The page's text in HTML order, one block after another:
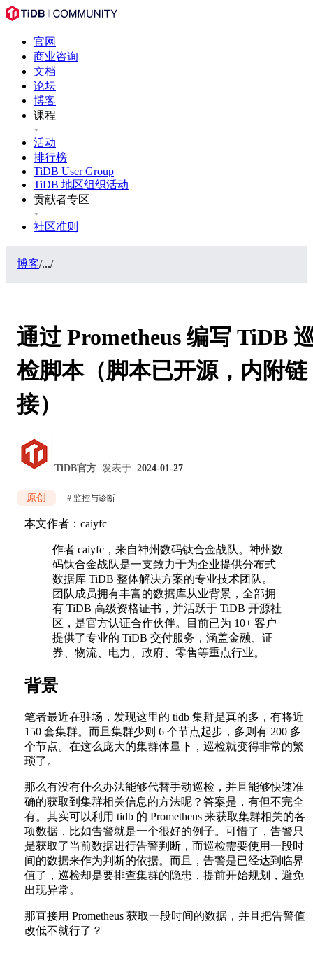
官网
商业咨询
文档
论坛
博客
课程
活动
排行榜
TiDB User Group
TiDB 地区组织活动
贡献者专区
社区准则
博客/.../
通过 Prometheus 编写 TiDB
检脚本（脚本已开源，内附链
接）
TiDB官方 发表于 2024-01-27
原创 监控与诊断
本文作者：caiyfc
作者 caiyfc，来自神州数码钛合金战队。神州数
码钛合金战队是一支致力于为企业提供分布式
数据库 TiDB 整体解决方案的专业技术团队。
团队成员拥有丰富的数据库从业背景，全部拥
有 TiDB 高级资格证书，并活跃于 TiDB 开源社
区，是官方认证合作伙伴。目前已为 10+ 客户
提供了专业的 TiDB 交付服务，涵盖金融、证
券、物流、电力、政府、零售等重点行业。
背景
笔者最近在驻场，发现这里的 tidb 集群是真的多，有将近
150 套集群。而且集群少则 6 个节点起步，多则有 200 多
个节点。在这么庞大的集群体量下，巡检就变得非常的繁
琐了。
那么有没有什么办法能够代替手动巡检，并且能够快速准
确的获取到集群相关信息的方法呢？答案是，有但不完全
有。其实可以利用 tidb 的 Prometheus 来获取集群相关的各
项数据，比如告警就是一个很好的例子。可惜了，告警只
是获取了当前数据进行告警判断，而巡检需要使用一段时
间的数据来作为判断的依据。而且，告警是已经达到临界
值了，巡检却是要排查集群的隐患，提前开始规划，避免
出现异常。
那直接用 Prometheus 获取一段时间的数据，并且把告警值
改低不就行了？